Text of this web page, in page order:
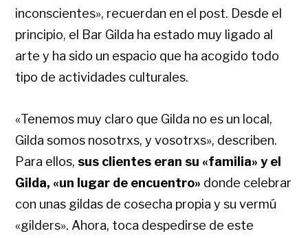
inconscientes», recuerdan en el post. Desde el
principio, el Bar Gilda ha estado muy ligado al
arte y ha sido un espacio que ha acogido todo
tipo de actividades culturales.
«Tenemos muy claro que Gilda no es un local,
Gilda somos nosotrxs, y vosotrxs», describen.
Para ellos, sus clientes eran su «familia» y el
Gilda, «un lugar de encuentro» donde celebrar
con unas gildas de cosecha propia y su vermú
«gilders». Ahora, toca despedirse de este